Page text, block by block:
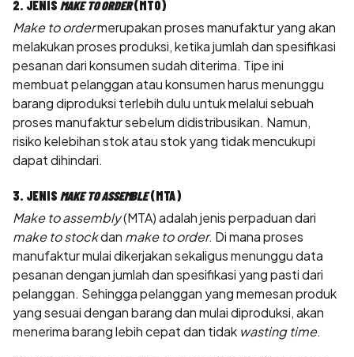
2. JENIS MAKE TO ORDER(MTO)
Make to ordermerupakan proses manufaktur yang akan
melakukan proses produksi, ketika jumlah dan spesifikasi
pesanan dari konsumen sudah diterima. Tipe ini
membuat pelanggan atau konsumen harus menunggu
barang diproduksi terlebih dulu untuk melalui sebuah
proses manufaktur sebelum didistribusikan. Namun,
risiko kelebihan stok atau stok yang tidak mencukupi
dapat dihindari.
3. JENIS MAKE TO ASSEMBLE(MTA)
Make to assembly(MTA) adalah jenis perpaduan dari
make to stockdan make to order. Di mana proses
manufaktur mulai dikerjakan sekaligus menunggu data
pesanan dengan jumlah dan spesifikasi yang pasti dari
pelanggan. Sehingga pelanggan yang memesan produk
yang sesuai dengan barang dan mulai diproduksi, akan
menerima barang lebih cepat dan tidak wasting time.